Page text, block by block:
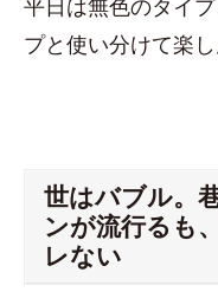
平日は無色のタイ
プと使い分けて楽し
世はバブル。
ンが流行るも
レない